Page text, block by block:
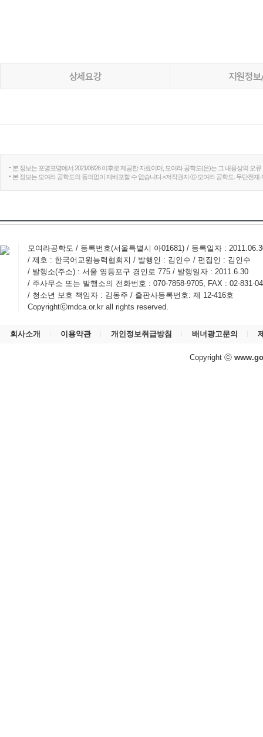
본 정보는 포명포명에서 2021/08/26 이후로 제공한 자료이며, 모여라 공학도(은)는 그 내용상의 오
본 정보는 모여라 공학도의 동의없이 재배포할 수 없습니다.<저작권자 ⓒ 모여라 공학도. 무단전재-
모여라공학도 / 등록번호(서울특별시 아01681) / 등록일자 :
/ 제호 : 한국어교원능력협회지 / 발행인 : 김인수 / 편집인 : 김인수
/ 발행소(주소) : 서울 영등포구 경인로 775 / 발행일자 : 2011.6.30
/ 주사무소 또는 발행소의 전화번호 : 070-7858-9705, FAX : 02-831-
/ 청소년 보호 책임자 : 김동주 / 출판사등록번호: 제 12-416호
Copyrightⓒmdca.or.kr all rights reserved.
회사소개 이용약관 개인정보취급방침 배너광고문의
Copyright ⓒ